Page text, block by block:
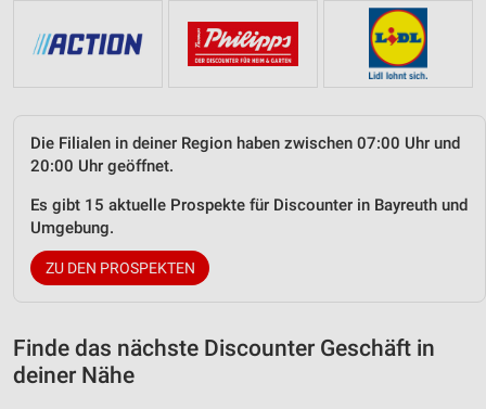
Die Filialen in deiner Region haben zwischen 07:00 Uhr und
20:00 Uhr geöffnet.
Es gibt 15 aktuelle Prospekte für Discounter in Bayreuth und
Umgebung.
ZU DEN PROSPEKTEN
Finde das nächste Discounter Geschäft in
deiner Nähe